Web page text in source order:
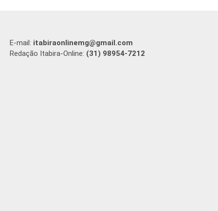
E-mail: itabiraonlinemg@gmail.com
Redação Itabira-Online: (31) 98954-7212